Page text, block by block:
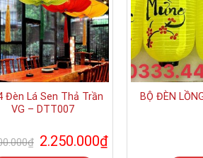
Đèn Lá Sen Thả Trần
VG – DTT007
₫ Giá
gốc
2.250.000₫Giá
BỘ ĐÈN